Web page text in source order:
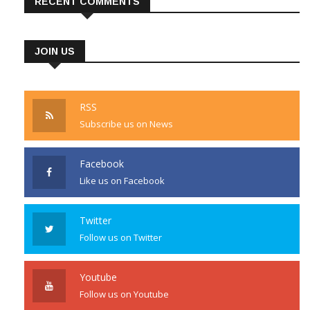
JOIN US
RSS
Subscribe us on News
Facebook
Like us on Facebook
Twitter
Follow us on Twitter
Youtube
Follow us on Youtube